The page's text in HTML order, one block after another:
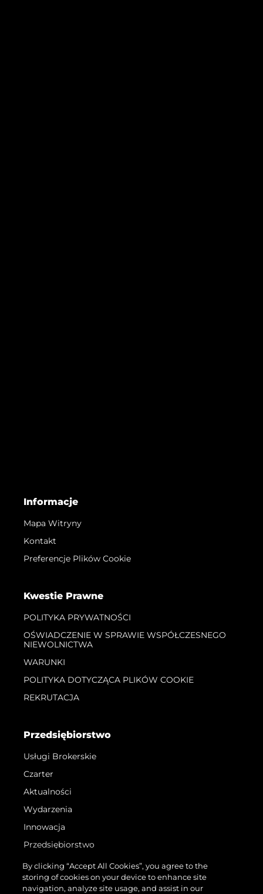
Informacje
Mapa Witryny
Kontakt
Preferencje Plików Cookie
Kwestie Prawne
POLITYKA PRYWATNOŚCI
OŚWIADCZENIE W SPRAWIE WSPÓŁCZESNEGO
NIEWOLNICTWA
WARUNKI
POLITYKA DOTYCZĄCA PLIKÓW COOKIE
REKRUTACJA
Przedsiębiorstwo
Usługi Brokerskie
Czarter
Aktualności
Wydarzenia
Innowacja
Przedsiębiorstwo
Zespół
Styl Życia
By clicking “Accept All Cookies”, you agree to the
storing of cookies on your device to enhance site
navigation, analyze site usage, and assist in our